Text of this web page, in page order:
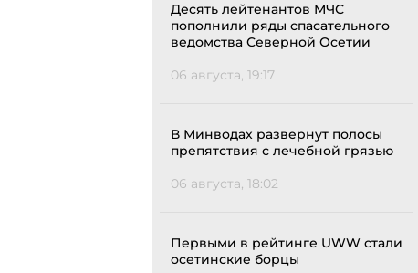
Десять лейтенантов МЧС
пополнили ряды спасательного
ведомства Северной Осетии
06 августа, 19:17
В Минводах развернут полосы
препятствия с лечебной грязью
06 августа, 18:02
Первыми в рейтинге UWW стали
осетинские борцы